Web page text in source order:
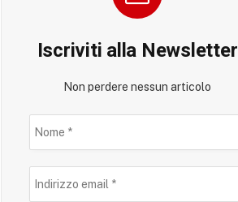
Iscriviti alla Newsletter
Non perdere nessun articolo